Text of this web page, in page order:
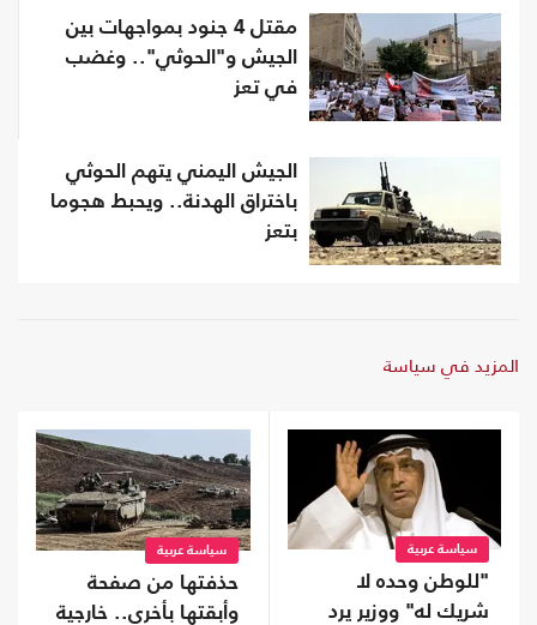
مقتل 4 جنود بمواجهات بين
الجيش و"الحوثي".. وغضب
في تعز
الجيش اليمني يتهم الحوثي
باختراق الهدنة.. ويحبط هجوما
بتعز
المزيد في سياسة
سياسة عربية
"للوطن وحده لا
شريك له" ووزير يرد
سياسة عربية
حذفتها من صفحة
وأبقتها بأخرى.. خارجية